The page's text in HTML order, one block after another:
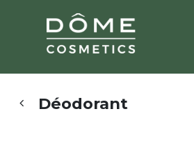
Déodorant